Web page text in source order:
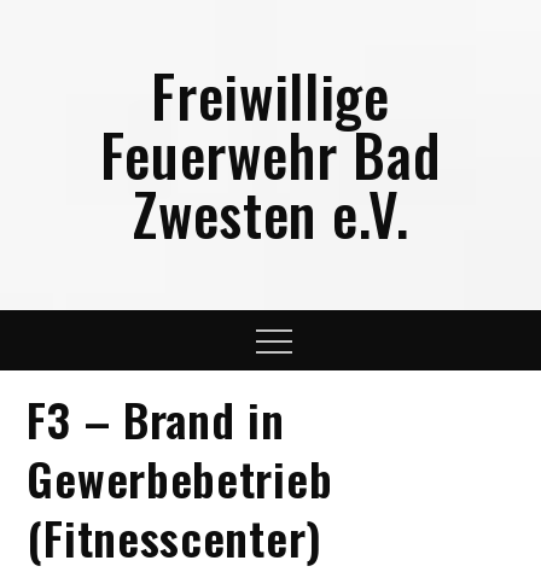
Freiwillige
Feuerwehr Bad
Zwesten e.V.
Menu
F3 – Brand in
Gewerbebetrieb
(Fitnesscenter)